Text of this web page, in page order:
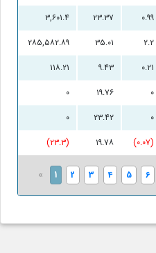
۰.۹۹ ۲۳.۳۷
۳,۶۰۱.۴
۲.۲ ۳۵.۰۱
۲۸۵,۵۸۲.۸۹
۰.۲۱ ۹.۴۳
۱۱۸.۲۱
۰ ۱۹.۷۶
۰
۰ ۲۳.۴۲
۰
(۰.۰۷) ۱۹.۷۸ (۲۳.۳)
« 1 2 3 4 5 6